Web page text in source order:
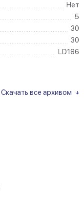
Нет
5
30
30
LD186
Скачать все архивом